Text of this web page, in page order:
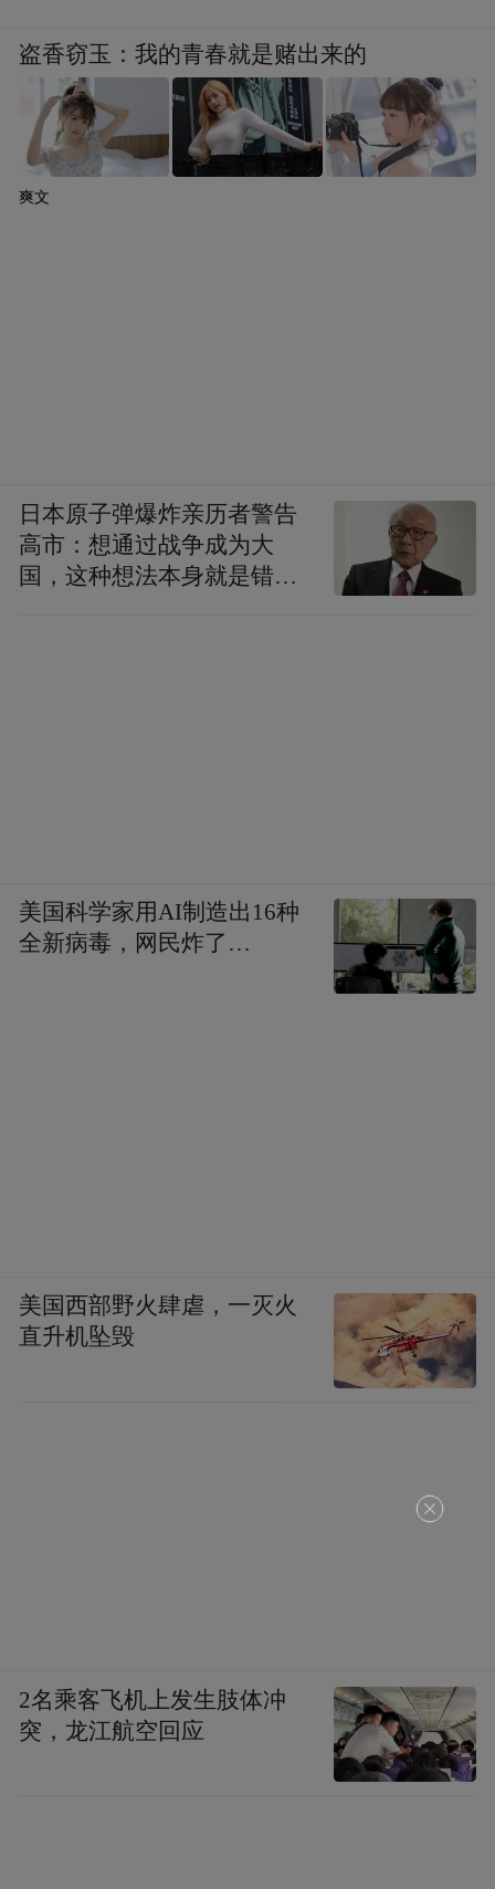
盗香窃玉：我的青春就是赌出来的
爽文
日本原子弹爆炸亲历者警告
高市：想通过战争成为大
国，这种想法本身就是错误
美国科学家用AI制造出16种
全新病毒，网民炸了…
美国西部野火肆虐，一灭火
直升机坠毁
2名乘客飞机上发生肢体冲
突，龙江航空回应